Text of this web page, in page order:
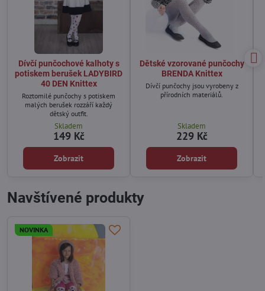
Dívčí punčochové kalhoty s
potiskem berušek LADYBIRD
40 DEN Knittex
Roztomilé punčochy s potiskem
malých berušek rozzáří každý
dětský outfit.
Skladem
149 Kč
Zobrazit
Dětské vzorované punčochy
BRENDA Knittex
Dívčí punčochy jsou vyrobeny z
přírodních materiálů.
Skladem
229 Kč
Zobrazit
Navštívené produkty
NOVINKA